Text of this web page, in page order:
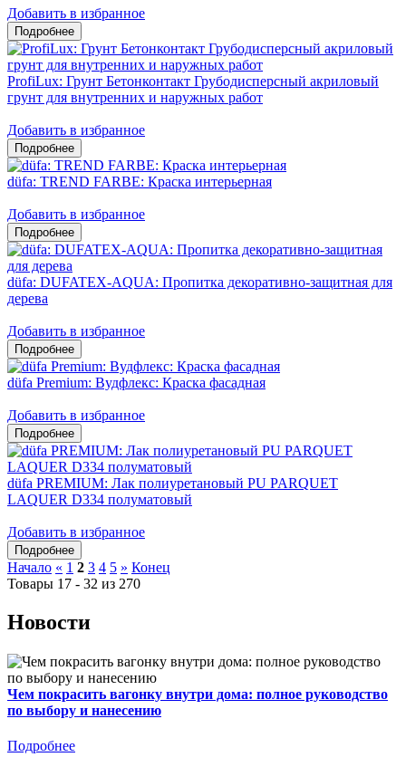
Добавить в избранное
ProfiLux: Грунт Бетонконтакт Грубодисперсный акриловый
грунт для внутренних и наружных работ
Добавить в избранное
düfa: TREND FARBE: Краска интерьерная
Добавить в избранное
düfa: DUFATEX-AQUA: Пропитка декоративно-защитная для
дерева
Добавить в избранное
düfa Premium: Вудфлекс: Краска фасадная
Добавить в избранное
düfa PREMIUM: Лак полиуретановый PU PARQUET
LAQUER D334 полуматовый
Добавить в избранное
Начало « 1 2 3 4 5 » Конец
Товары 17 - 32 из 270
Новости
Чем покрасить вагонку внутри дома: полное руководство
по выбору и нанесению
Подробнее